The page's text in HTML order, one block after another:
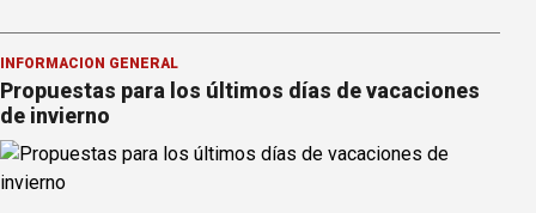
INFORMACION GENERAL
Propuestas para los últimos días de vacaciones
de invierno